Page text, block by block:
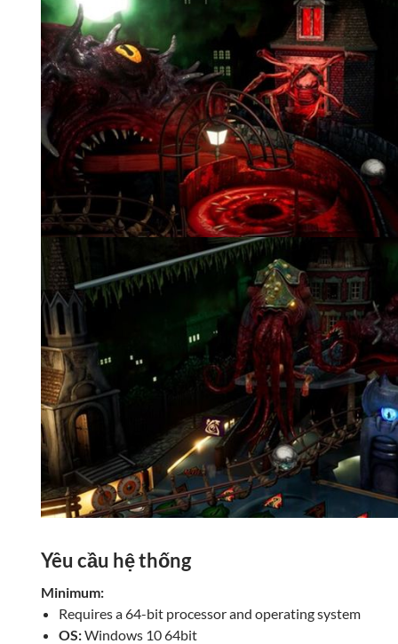
Yêu cầu hệ thống
Minimum:
Requires a 64-bit processor and operating system
OS:Windows 10 64bit